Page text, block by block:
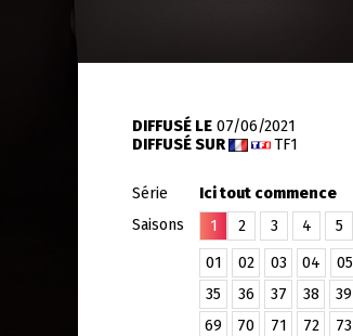
DIFFUSÉ LE 07/06/2021
DIFFUSÉ SUR
TF1
Série
Ici tout commence
Saisons
1 2 3 4 5
01 02 03 04 05
35
36 37 38 39
69
70 71 72 73